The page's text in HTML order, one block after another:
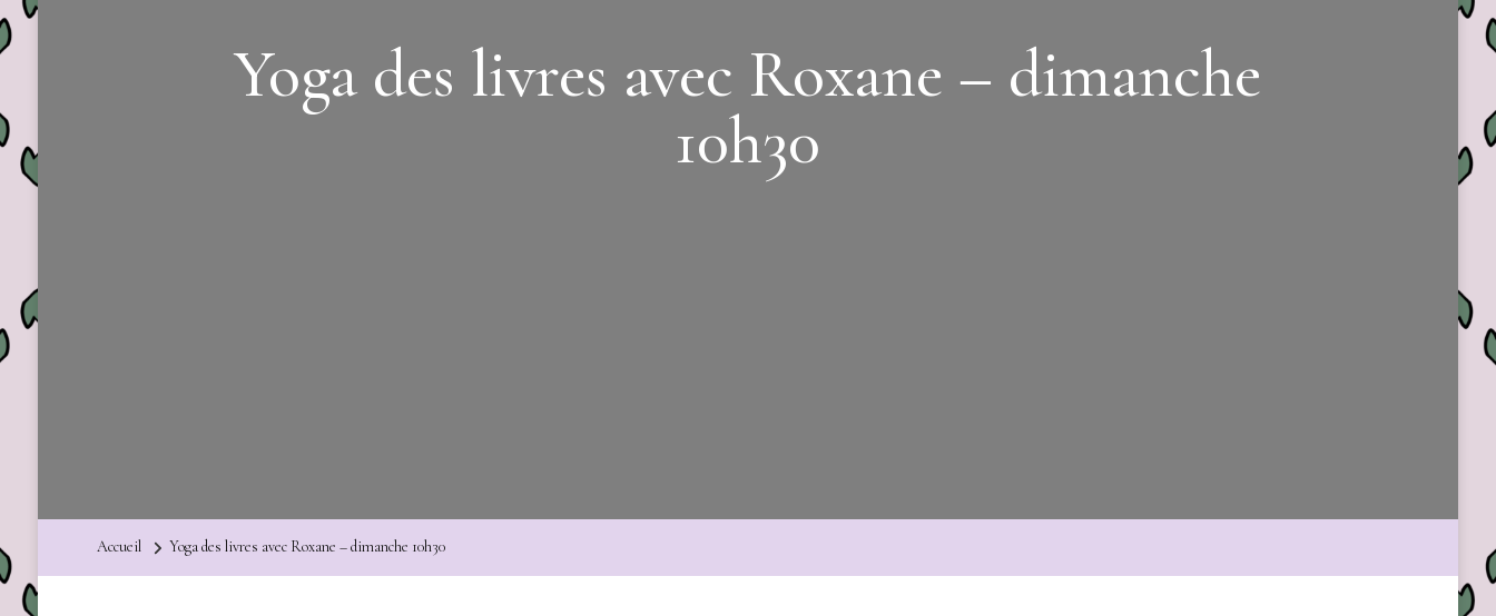
Yoga des livres avec Roxane – dimanche
10h30
Accueil Yoga des livres avec Roxane – dimanche 10h30